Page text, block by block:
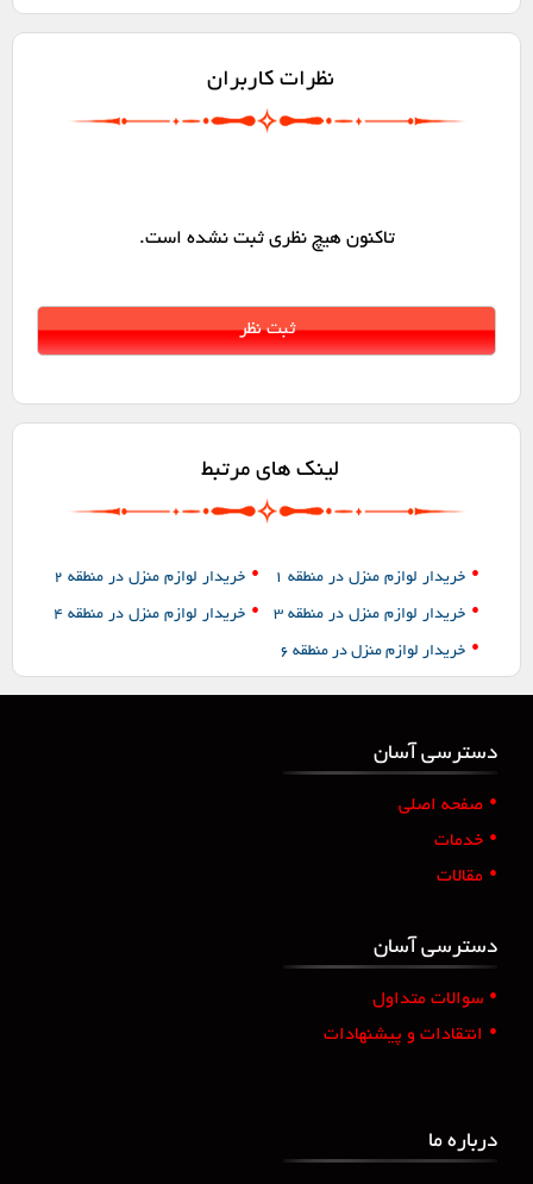
نظرات کاربران
تاکنون هیچ نظری ثبت نشده است.
لینک های مرتبط
• خریدار لوازم منزل در منطقه 1 • خریدار لوازم منزل در منطقه 2
• خریدار لوازم منزل در منطقه 3 • خریدار لوازم منزل در منطقه 4
• خریدار لوازم منزل در منطقه 6
دسترسی آسان
• صفحه اصلی
• خدمات
• مقالات
دسترسی آسان
• سوالات متداول
• انتقادات و پیشنهادات
درباره ما